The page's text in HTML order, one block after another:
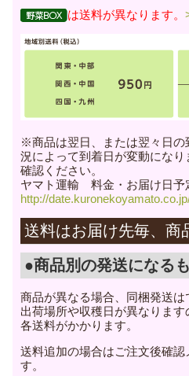
は送料が異なります。
※商品は翌日、または翌々日の
況によって到着日が変動にな
確認ください。
ヤマト運輸 料金・お届け日予
http://
送料はお届け先毎、商
●商品別の発送になる
商品が異なる場合、同梱発送は
出荷場所や収穫日が異なりま
各送料がかかります。
送料追加の場合はご注文後確
す。